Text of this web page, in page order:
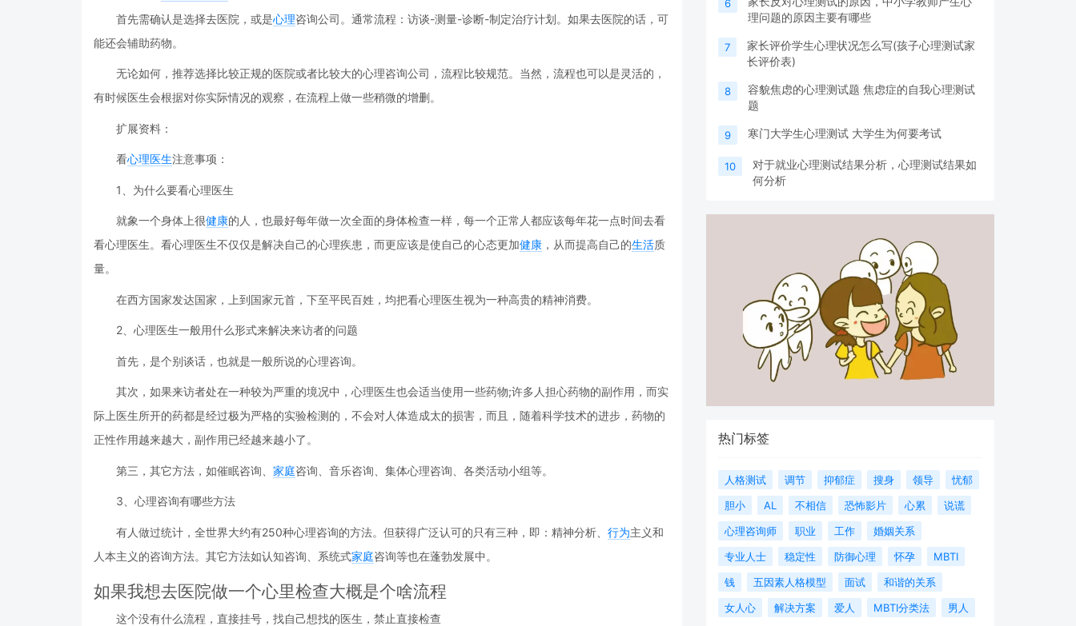
首先需确认是选择去医院，或是心理咨询公司。通常流程：访谈-测量-诊断-制定治疗计划。如果去医院的话，可
能还会辅助药物。
无论如何，推荐选择比较正规的医院或者比较大的心理咨询公司，流程比较规范。当然，流程也可以是灵活的，
有时候医生会根据对你实际情况的观察，在流程上做一些稍微的增删。
扩展资料：
看心理医生注意事项：
1、为什么要看心理医生
就象一个身体上很健康的人，也最好每年做一次全面的身体检查一样，每一个正常人都应该每年花一点时间去看
看心理医生。看心理医生不仅仅是解决自己的心理疾患，而更应该是使自己的心态更加健康 ，从而提高自己的生活质
量。
在西方国家发达国家，上到国家元首，下至平民百姓，均把看心理医生视为一种高贵的精神消费。
2、心理医生一般用什么形式来解决来访者的问题
首先，是个别谈话，也就是一般所说的心理咨询。
其次，如果来访者处在一种较为严重的境况中，心理医生也会适当使用一些药物;许多人担心药物的副作用，而实
际上医生所开的药都是经过极为严格的实验检测的，不会对人体造成太的损害，而且，随着科学技术的进步，药物的
正性作用越来越大，副作用已经越来越小了。
第三，其它方法，如催眠咨询、 家庭咨询、音乐咨询、集体心理咨询、各类活动小组等。
3、心理咨询有哪些方法
有人做过统计，全世界大约有250种心理咨询的方法。但获得广泛认可的只有三种，即：精神分析、 行为主义和
人本主义的咨询方法。其它方法如认知咨询、系统式家庭咨询等也在蓬勃发展中。
如果我想去医院做一个心里检查大概是个啥流程
这个没有什么流程，直接挂号，找自己想找的医生，禁止直接检查
6
理问题的原因主要有哪些
7
家长评价学生心理状况怎么写(孩子心理测试家
长评价表)
8
容貌焦虑的心理测试题 焦虑症的自我心理测试
题
9 寒门大学生心理测试 大学生为何要考试
10
对于就业心理测试结果分析，心理测试结果如
何分析
热门标签
人格测试 调节 抑郁症 搜身 领导
忧郁
胆小
AL 不相信 恐怖影片 心累
说谎
心理咨询师
职业 工作
婚姻关系
专业人士
稳定性 防御心理 怀孕
MBTI
钱
五因素人格模型 面试
和谐的关系
女人心
解决方案 爱人 MBTI分类法 男人